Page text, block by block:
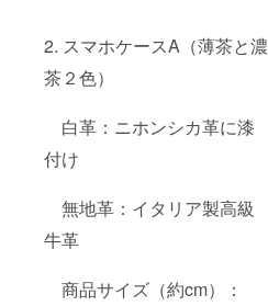
2. スマホケースA（薄茶と濃
茶２色）
白革：ニホンシカ革に漆
付け
無地革：イタリア製高級
牛革
商品サイズ（約cm）：